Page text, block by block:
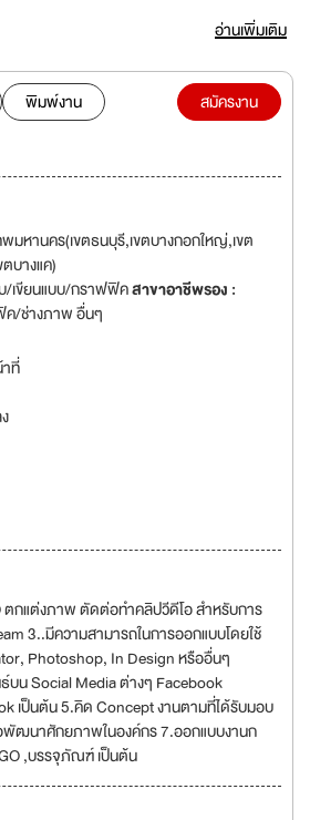
ละจำหน่ายสินค้าช่องทางออนไลน, Ecommerce,
และ เว็ปบริษัท www.duchess.co.th รวมทั้ง
งประเทศ ที่ผ่านมา สินค้าของบริษัทได้รับการ
ฐาน รสชาติดี เป็นที่ยอมรับและชื่นชอบของผู้
รับประกันและบริการหลังการขาย บริษัทมั่นคง มี
อเนื่อง ยาวนาน ทำให้มีการเติบโตของยอดขาย
ารของตลาด การเตรียมบริษัทให้บรรลุเป้าหมาย
ห้เป็นที่รู้จักทั้งในประเทศไทย, ภาคพื้นเอเชีย, และ
ป็นบริษัทมหาชนอย่างภาคภูมิใจต่อไป
อ่านเพิ่มเติม
พิมพ์งาน
สมัครงาน
พมหานคร(เขตธนบุรี,เขตบางกอกใหญ่,เขต
บางแค)
/เขียนแบบ/กราฟฟิคสาขาอาชีพรอง :
ค/ช่างภาพ อื่นๆ
าที่
กแต่งภาพ ตัดต่อทำคลิปวีดีโอ สำหรับการ
3..มีความสามารถในการออกแบบโดยใช้
Photoshop, In Design หรืออื่นๆ
น Social Media ต่างๆ Facebook
เป็นต้น 5.คิด Concept งานตามที่ได้รับมอบ
พัฒนาศักยภาพในองค์กร 7.ออกแบบงานก
,บรรจุภัณฑ์ เป็นต้น